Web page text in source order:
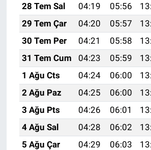
28 Tem Sal
04:19 05:56
29 Tem Çar
04:20 05:57
30 Tem Per
04:21 05:58
31 Tem Cum
04:23 05:59
1 Ağu Cts
04:24 06:00
2 Ağu Paz
04:25 06:00
3 Ağu Pts
04:26 06:01
4 Ağu Sal
04:28 06:02
5 Ağu Çar
04:29 06:03